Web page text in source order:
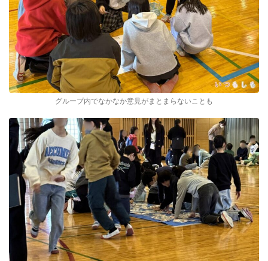
グループ内でなかなか意見がまとまらないことも